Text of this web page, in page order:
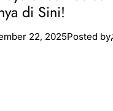
di Sini!
22, 2025Posted by